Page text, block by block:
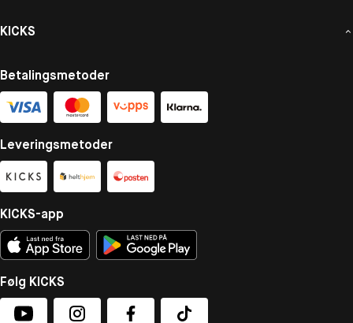
KICKS
Betalingsmetoder
Leveringsmetoder
KICKS-app
Følg KICKS